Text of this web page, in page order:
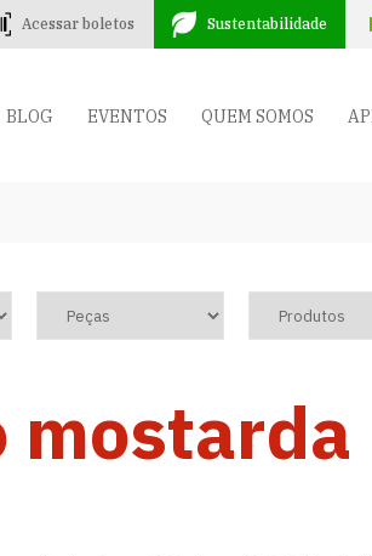
Acessar boletos Sustentabilidade
BLOG EVENTOS QUEM SOMOS
mostarda